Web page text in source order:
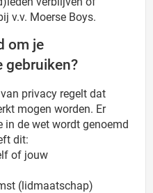
v.v. Moerse Boys.
om je
gebruiken?
privacy regelt dat
mogen worden. Er
in de wet wordt genoemd
dit:
of jouw
(lidmaatschap)